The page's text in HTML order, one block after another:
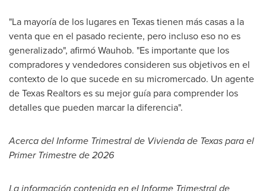
"La mayoría de los lugares en Texas tienen más casas a la
venta que en el pasado reciente, pero incluso eso no es
generalizado", afirmó Wauhob. "Es importante que los
compradores y vendedores consideren sus objetivos en el
contexto de lo que sucede en su micromercado. Un agente
de Texas Realtors es su mejor guía para comprender los
detalles que pueden marcar la diferencia".
Acerca delInforme Trimestral de Vivienda de Texas para el
Primer Trimestre de 2026